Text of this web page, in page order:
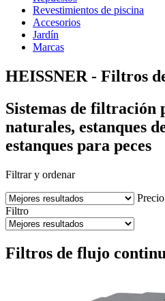
Revestimientos de piscina
Accesorios
Jardín
Marcas
HEISSNER - Filtros
Sistemas de filtración
naturales, estanques
estanques para peces
Filtrar y ordenar
Precio
Filtro
Filtros de flujo